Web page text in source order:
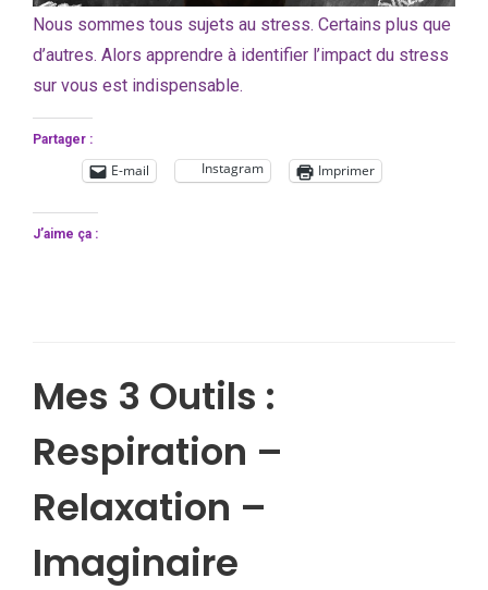
Nous sommes tous sujets au stress. Certains plus que
d’autres. Alors apprendre à identifier l’impact du stress
sur vous est indispensable.
Partager :
E-mail Instagram Imprimer
J’aime ça :
Mes 3 Outils :
Respiration –
Relaxation –
Imaginaire